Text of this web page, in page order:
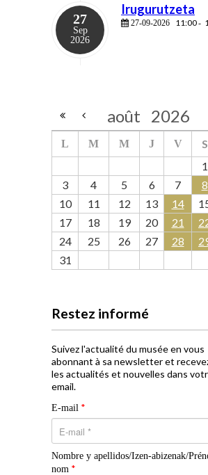
27
Sep
2026
Irugurutzeta
27-09-2026 11:00-
août 2026
L M M J V S
1
3
4 5 6 7 8
10
11 12 13 14
17
18 19 20 21
24
25 26 27 28
31
Restez informé
Suivez l'actualité du musée en vous
abonnant à sa newsletter et
les actualités et nouvelles dans
email.
E-mail *
Nombre y apellidos/Izen-abizenak/
nom *